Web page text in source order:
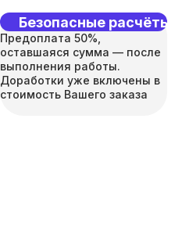
Безопасные расчёты
Предоплата 50%,
оставшаяся сумма — после
выполнения работы.
Доработки уже включены в
стоимость Вашего заказа